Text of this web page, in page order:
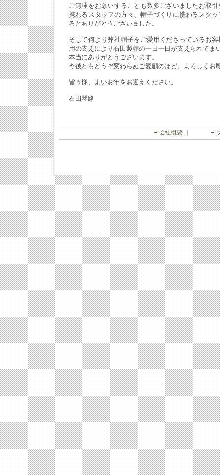
ご無理をお願いすることも数多ございましたお取
携わるスタッフの方々、帽子づくりに携わるスタ
ろとありがとうございました。
そして何より弊社帽子をご愛用くださっているお
用の支えにより石田製帽の一日一日が支えられてま
本当にありがとうございます。
今後ともどうぞ変わらぬご愛顧のほど、よろしくお
皆々様、よいお年をお迎えください。
石田琴路
会社概要